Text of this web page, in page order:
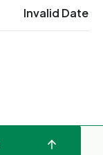
Invalid Date